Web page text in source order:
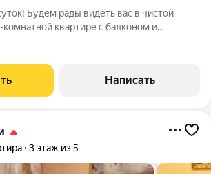
Будем рады видеть вас в чистой
квартире с балконом и
рядом с центром Курска Компания
квартир Aday Aparts гарантирует: -
отчетных
Написать
3 этаж из 5